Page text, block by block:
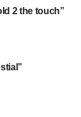
2 the touch”